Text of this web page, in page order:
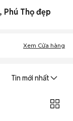
Thọ đẹp
Xem Cửa hàng
Tin mới nhất